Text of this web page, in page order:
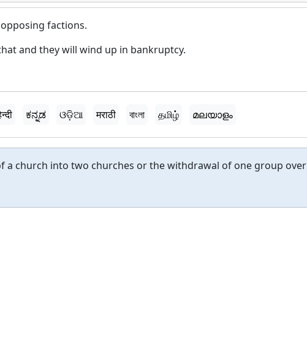
factions.
and they will wind up in bankruptcy.
ಕನ್ನಡ ଓଡ଼ିଆ मराठी বাংলা தமிழ் മലയാളം
a church into two churches or the withdrawal of one group over